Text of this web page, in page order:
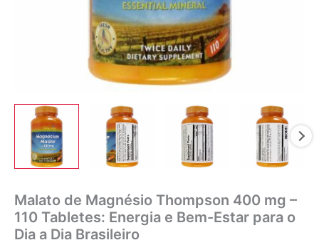
Malato de Magnésio Thompson 400 mg –
110 Tabletes: Energia e Bem-Estar para o
Dia a Dia Brasileiro